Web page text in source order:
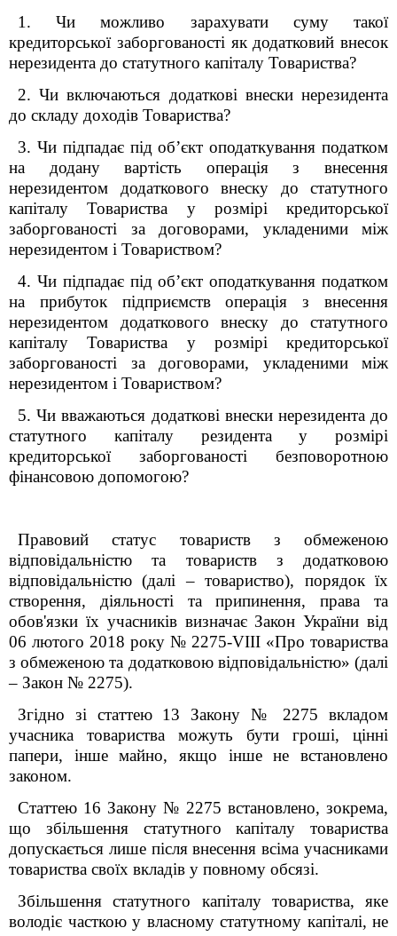
1. Чи можливо зарахувати суму такої
кредиторської заборгованості як додатковий внесок
нерезидента до статутного капіталу Товариства?
2.Чи включаються додаткові внески нерезидента
до складу доходів Товариства?
3. Чи підпадає під об’єкт оподаткування податком
на додану вартість операція з внесення
нерезидентом додаткового внеску до статутного
капіталу Товариства у розмірі кредиторської
заборгованості за договорами, укладеними між
нерезидентом і Товариством?
4. Чи підпадає під об’єкт оподаткування податком
на прибуток підприємств операція з внесення
нерезидентом додаткового внеску до статутного
капіталу Товариства у розмірі кредиторської
заборгованості за договорами, укладеними між
нерезидентом і Товариством?
5. Чи вважаються додаткові внески нерезидента до
статутного капіталу резидента у розмірі
кредиторської заборгованості безповоротною
фінансовою допомогою?
Правовий статус товариств з обмеженою
відповідальністю та товариств з додатковою
відповідальністю (далі – товариство), порядок їх
створення, діяльності та припинення, права та
обов'язки їх учасників визначає Закон України від
06 лютого 2018 року № 2275-VIII «Про товариства
з обмеженою та додатковою відповідальністю» (далі
– Закон № 2275).
Згідно зі статтею 13 Закону № 2275 вкладом
учасника товариства можуть бути гроші, цінні
папери, інше майно, якщо інше не встановлено
законом.
Статтею 16 Закону № 2275 встановлено, зокрема,
що збільшення статутного капіталу товариства
допускається лише після внесення всіма учасниками
товариства своїх вкладів у повному обсязі.
Збільшення статутного капіталу товариства, яке
володіє часткою у власному статутному капіталі, не